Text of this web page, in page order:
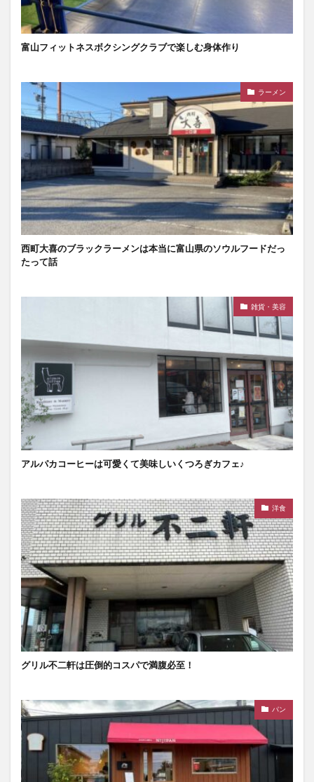
富山フィットネスボクシングクラブで楽しむ身体作り
ラーメン
西町大喜のブラックラーメンは本当に富山県のソウルフードだっ
たって話
雑貨・美容
アルパカコーヒーは可愛くて美味しいくつろぎカフェ♪
洋食
グリル不二軒は圧倒的コスパで満腹必至！
パン